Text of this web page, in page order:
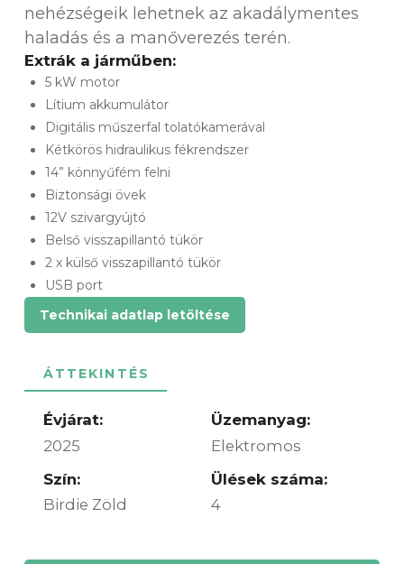
nehézségeik lehetnek az akadálymentes
haladás és a manőverezés terén.
Extrák a járműben:
5 kW motor
Lítium akkumulátor
Digitális műszerfal tolatókamerával
Kétkörös hidraulikus fékrendszer
14” könnyűfém felni
Biztonsági övek
12V szivargyújtó
Belső visszapillantó tükör
2 x külső visszapillantó tükör
USB port
Technikai adatlap letöltése
ÁTTEKINTÉS
Évjárat:
2025
Szín:
Birdie Zöld
Üzemanyag:
Elektromos
Ülések száma:
4